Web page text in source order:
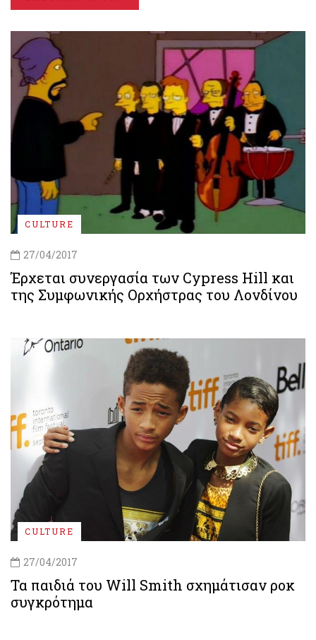
CULTURE
27/04/2017
Έρχεται συνεργασία των Cypress Hill και
της Συμφωνικής Ορχήστρας του Λονδίνου
CULTURE
27/04/2017
Τα παιδιά του Will Smith σχημάτισαν ροκ
συγκρότημα